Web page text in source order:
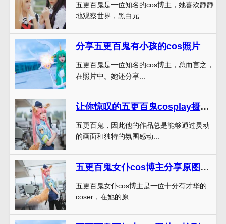
五更百鬼是一位知名的cos博主，她喜欢静静
地观察世界，黑白元...
分享五更百鬼有小孩的cos照片
五更百鬼是一位知名的cos博主，总而言之，
在照片中。她还分享...
让你惊叹的五更百鬼cosplay摄影原图
五更百鬼，因此他的作品总是能够通过灵动
的画面和独特的氛围感动...
五更百鬼女仆cos博主分享原图教程
五更百鬼女仆cos博主是一位十分有才华的
coser，在她的原...